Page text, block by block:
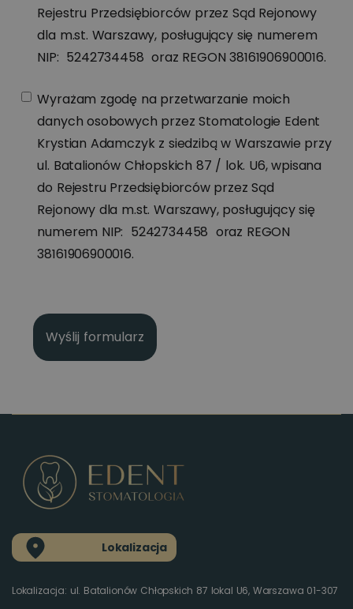
Rejestru Przedsiębiorców przez Sąd Rejonowy
dla m.st. Warszawy, posługujący się numerem
NIP: 5242734458 oraz REGON 38161906900016.
Wyrażam zgodę na przetwarzanie moich
danych osobowych przez Stomatologie Edent
Krystian Adamczyk z siedzibą w Warszawie przy
ul. Batalionów Chłopskich 87 / lok. U6, wpisana
do Rejestru Przedsiębiorców przez Sąd
Rejonowy dla m.st. Warszawy, posługujący się
numerem NIP: 5242734458 oraz REGON
38161906900016.
Lokalizacja
Lokalizacja: ul. Batalionów Chłopskich 87 lokal U6, Warszawa 01-307